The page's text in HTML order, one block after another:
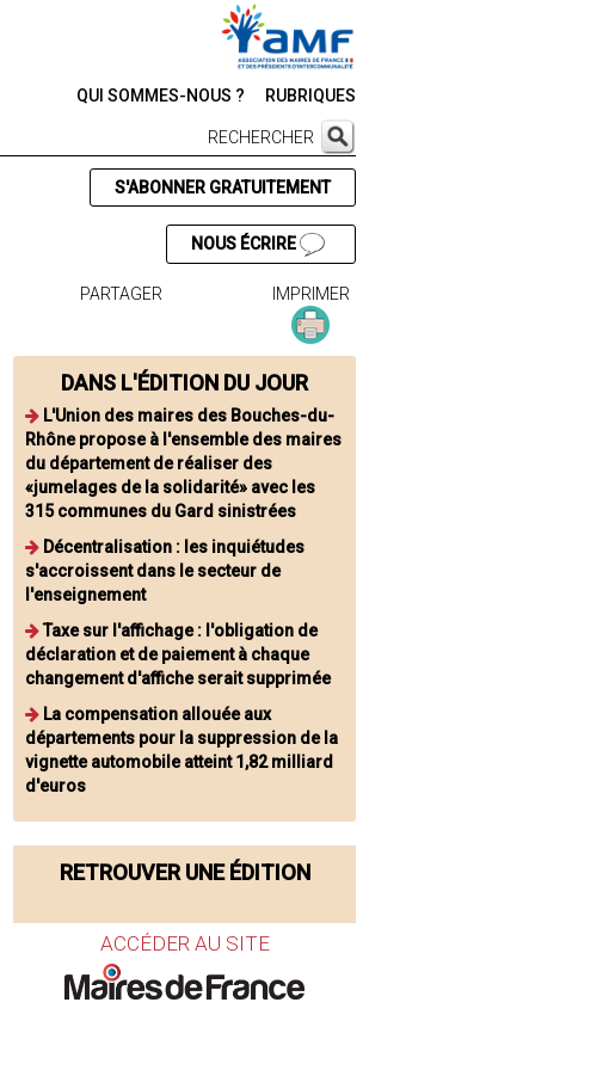
QUI SOMMES-NOUS ? RUBRIQUES
RECHERCHER
S'ABONNER GRATUITEMENT
NOUS ÉCRIRE
PARTAGER IMPRIMER
DANS L'ÉDITION DU JOUR
L'Union des maires des Bouches-du-
Rhône propose à l'ensemble des maires
du département de réaliser des
«jumelages de la solidarité» avec les
315 communes du Gard sinistrées
Décentralisation : les inquiétudes
s'accroissent dans le secteur de
l'enseignement
Taxe sur l'affichage : l'obligation de
déclaration et de paiement à chaque
changement d'affiche serait supprimée
La compensation allouée aux
départements pour la suppression de la
vignette automobile atteint 1,82 milliard
d'euros
RETROUVER UNE ÉDITION
ACCÉDER AU SITE